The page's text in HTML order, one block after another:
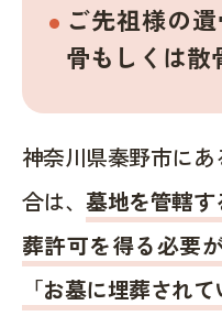
ご先祖様の
骨もしくは散
神奈川県秦野市に
合は、墓地を管轄
葬許可を得る必要
「お墓に埋葬され